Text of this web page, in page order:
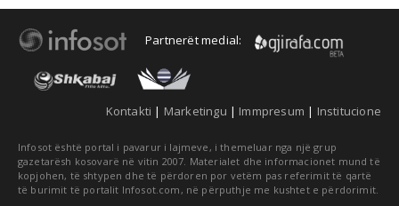
Partnerët medial:
Kontakti | Marketingu | Immpresum | Institucione
Infosot është portal i pavarur i lajmeve, i themeluar nga një grup
gazetarësh kosovarë në vitin 2007. Materialet dhe informacionet mund të
kopjohen, të shtypen dhe të përdoren por vetëm pas referimit të qartë
të burimit të portalit Infosot.com, në përputhje me kushtet e përdorimit.